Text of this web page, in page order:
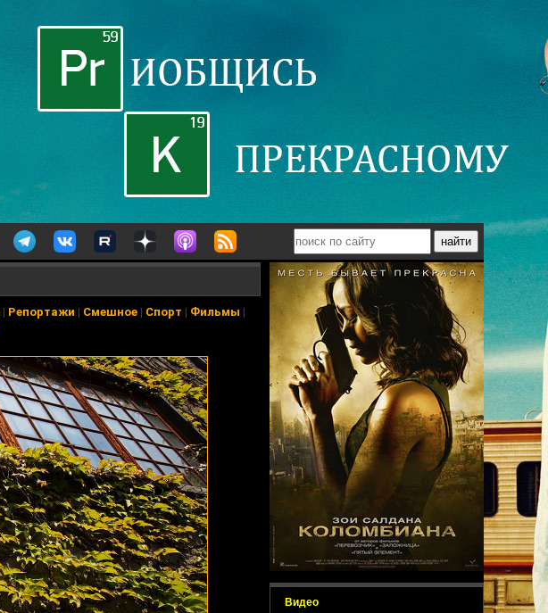
Видео
| Репортажи | Смешное | Спорт | Фильмы |